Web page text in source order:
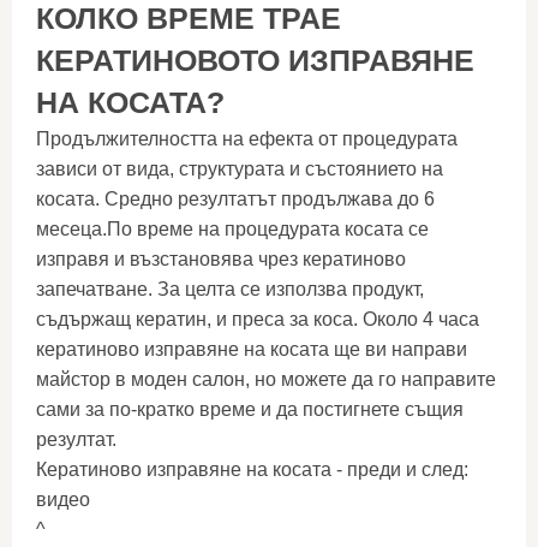
КОЛКО ВРЕМЕ ТРАЕ
КЕРАТИНОВОТО ИЗПРАВЯНЕ
НА КОСАТА?
Продължителността на ефекта от процедурата
зависи от вида, структурата и състоянието на
косата. Средно резултатът продължава до 6
месеца.По време на процедурата косата се
изправя и възстановява чрез кератиново
запечатване. За целта се използва продукт,
съдържащ кератин, и преса за коса. Около 4 часа
кератиново изправяне на косата ще ви направи
майстор в моден салон, но можете да го направите
сами за по-кратко време и да постигнете същия
резултат.
Кератиново изправяне на косата - преди и след:
видео
^